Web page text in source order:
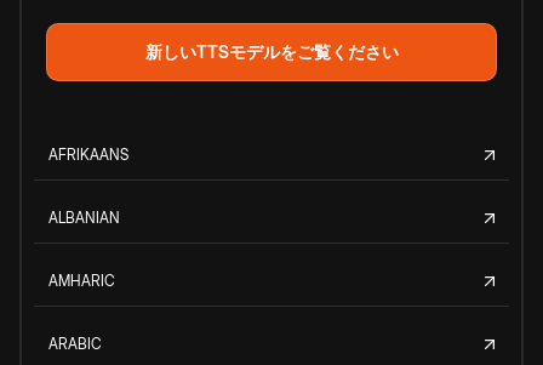
新しいTTSモデルをご覧ください
AFRIKAANS
ALBANIAN
AMHARIC
ARABIC